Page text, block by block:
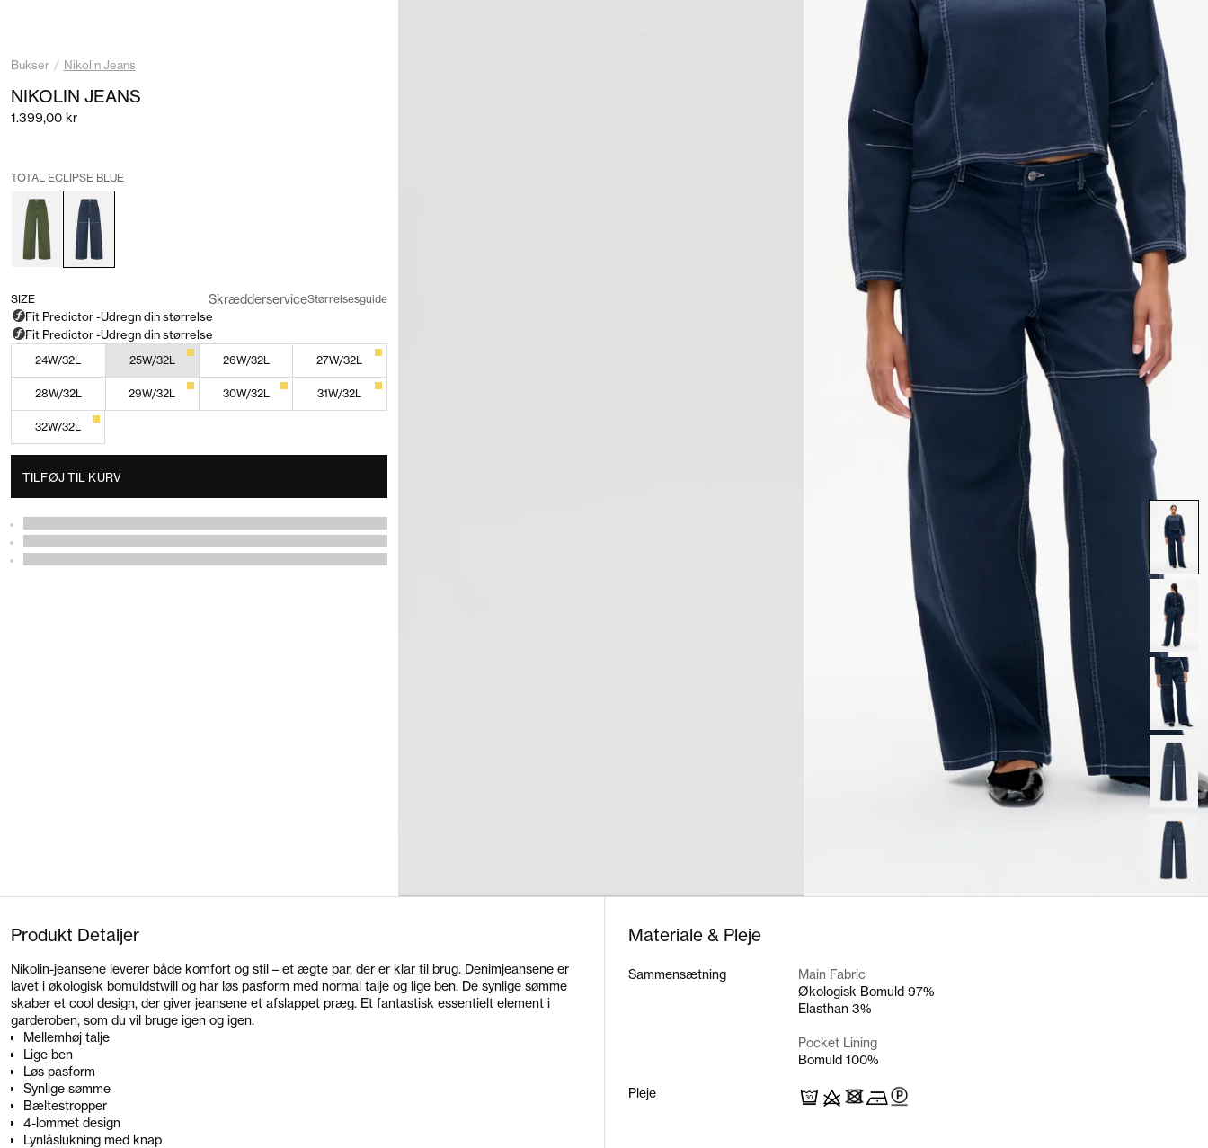
Bukser / Nikolin Jeans
NIKOLIN JEANS
Salgspris
1.399,00 kr
TOTAL ECLIPSE BLUE
SIZE SkrædderserviceStørrelsesguide
24W/32L 25W/32L 26W/32L 27W/32L
28W/32L 29W/32L 30W/32L 31W/32L
32W/32L
TILFØJ TIL KURV
Produkt Detaljer
Nikolin-jeansene leverer både komfort og stil – et ægte par, der er klar til brug. Denimjeansene er
lavet i økologisk bomuldstwill og har løs pasform med normal talje og lige ben. De synlige sømme
skaber et cool design, der giver jeansene et afslappet præg. Et fantastisk essentielt element i
garderoben, som du vil bruge igen og igen.
Mellemhøj talje
Lige ben
Løs pasform
Synlige sømme
Bæltestropper
4-lommet design
Lynlåslukning med knap
Materiale & Pleje
Sammensætning
Main Fabric
Økologisk Bomuld 97%
Elasthan 3%
Pocket Lining
Bomuld 100%
Pleje